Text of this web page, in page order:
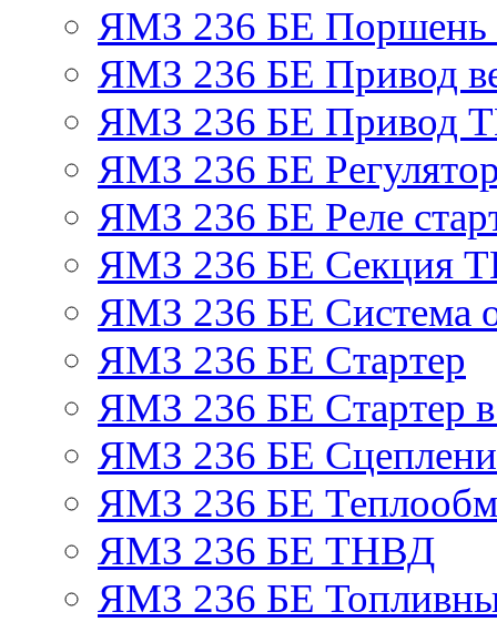
ЯМЗ 236 БЕ Поршень
ЯМЗ 236 БЕ Привод
ЯМЗ 236 БЕ Привод
ЯМЗ 236 БЕ
ЯМЗ 236 БЕ Реле
ЯМЗ 236 БЕ Секция
ЯМЗ 236 БЕ Система
ЯМЗ 236 БЕ Стартер
ЯМЗ 236 БЕ Стартер в
ЯМЗ 236 БЕ
ЯМЗ 236 БЕ
ЯМЗ 236 БЕ ТНВД
ЯМЗ 236 БЕ